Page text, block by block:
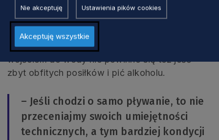
wchodźmy do wody, gdy wywieszona jest
czerwona lub czarna flaga, które oznaczają
zakaz kąpieli. Co szczególnie ważne, nie
pozostawiajmy dzieci bez opieki. Przed
wejściem do wody nie powinno się też jeść
zbyt obfitych posiłków i pić alkoholu.
– Jeśli chodzi o samo pływanie, to nie
przeceniajmy swoich umiejętności
technicznych, a tym bardziej kondycji
Nie akceptuję Ustawienia pików cookies
Akceptuję wszystkie